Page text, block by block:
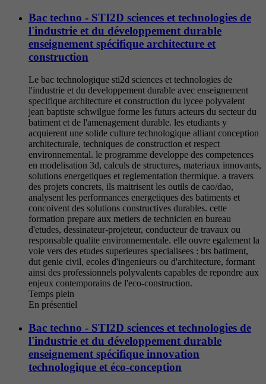
Bac techno - STI2D sciences et technologies de
l'industrie et du développement durable
enseignement spécifique architecture et
construction
Le bac technologique sti2d sciences et technologies de
l'industrie et du developpement durable avec enseignement
specifique architecture et construction du lycee polyvalent
jean baptiste schwilgue forme les futurs acteurs du secteur du
batiment et de l'amenagement durable. les etudiants y
acquierent une solide culture technologique alliant conception
architecturale, techniques de construction et respect
environnemental. le programme developpe des competences
en modelisation 3d, calculs de structures, materiaux innovants,
solutions energetiques et reglementation thermique. a travers
des projets concrets, ils maitrisent les outils de cao/dao,
analysent les performances energetiques des batiments et
concoivent des solutions constructives durables. cette
formation prepare aux metiers de technicien en bureau
d'etudes, dessinateur-projeteur, conducteur de travaux ou
responsable qualite environnementale. elle ouvre egalement la
voie vers des etudes superieures specialisees : bts batiment,
dut genie civil, ecoles d'ingenieurs ou d'architecture, formant
ainsi des professionnels polyvalents capables de repondre aux
enjeux contemporains de l'eco-construction.
Temps plein
En présentiel
Bac techno - STI2D sciences et technologies de
l'industrie et du développement durable
enseignement spécifique innovation
technologique et éco-conception